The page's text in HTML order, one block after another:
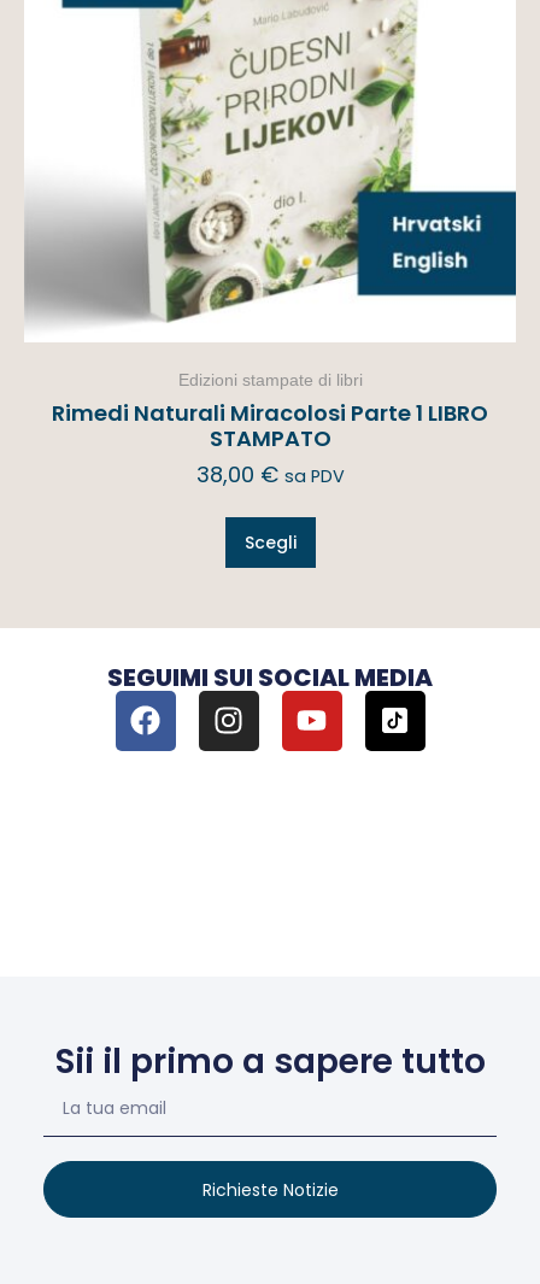
Edizioni stampate di libri
Rimedi Naturali Miracolosi Parte 1 LIBRO
STAMPATO
38,00 € sa PDV
Scegli
SEGUIMI SUI SOCIAL MEDIA
Sii il primo a sapere tutto
Richieste Notizie